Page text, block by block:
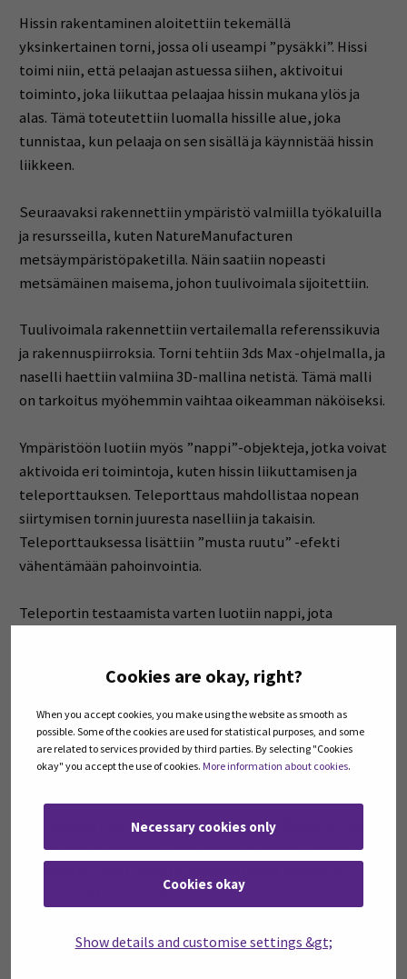
Cookies are okay, right?
When you accept cookies, you make using the website as smooth as
possible. Some of the cookies are used for statistical purposes, and some
are related to services provided by third parties. By selecting "Cookies
okay" you accept the use of cookies. More information about cookies.
Necessary cookies only
Cookies okay
Show details and customise settings &gt;
Hissin rakentaminen aloitettiin tekemällä
yksinkertainen torni, jossa oli useampi ”pysäkki”. Hissi
toimi niin, että pelaajan astuessa siihen, aktivoitui
toiminto, joka liikuttaa pelaajaa hissin mukana ylös ja
alas. Tämä toteutettiin luomalla hissille alue, joka
tunnistaa, kun pelaaja on sen sisällä ja käynnistää hissin
liikkeen.
Seuraavaksi rakennettiin ympäristö valmiilla työkaluilla
ja resursseilla, kuten NatureManufacturen
metsäympäristöpaketilla. Näin saatiin nopeasti
metsämäinen maisema, johon tuulivoimala sijoitettiin.
Tuulivoimala rakennettiin vertailemalla referenssikuvia
ja rakennuspiirroksia. Torni tehtiin 3ds Max -ohjelmalla, ja
naselli haettiin valmiina 3D-mallina netistä. Tämä malli
on tarkoitus myöhemmin vaihtaa oikeamman näköiseksi.
Ympäristöön luotiin myös ”nappi”-objekteja, jotka voivat
aktivoida eri toimintoja, kuten hissin liikuttamisen ja
teleporttauksen. Teleporttaus mahdollistaa nopean
siirtymisen tornin juuresta naselliin ja takaisin.
Teleporttauksessa lisättiin ”musta ruutu” -efekti
vähentämään pahoinvointia.
Teleportin testaamista varten luotiin nappi, jota
saadaan tehokkaasti testattua, kuinka tällainen
pyöriminen vaikuttaa henkilöön, oletuksena oli, että se
aiheuttaisi pahoinvointia, mutta useamman testaajan
mukaan se aiheutti lievästä pahempaan
pyörryttämiseen.
Seuraavaksi luotiin merimaisema NatureManufacturen
työkaluilla ja siirrettiin torni keskelle merta. Projektia
Ensimmäisen esittelyn jälkeen löydettiin muutamia